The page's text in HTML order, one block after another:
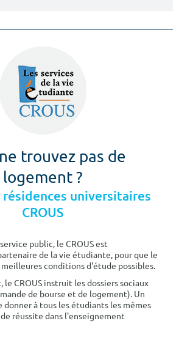
trouvez pas de
logement ?
résidences universitaires
CROUS
public, le CROUS est
de la vie étudiante, pour que le
conditions d'étude possibles.
CROUS instruit les dossiers sociaux
de bourse et de logement). Un
donner à tous les étudiants les mêmes
réussite dans l'enseignement